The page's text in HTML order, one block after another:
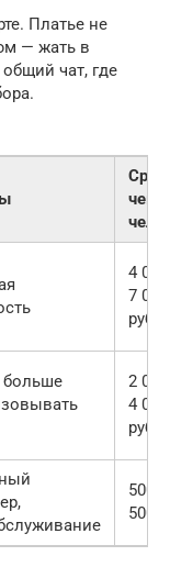
Платье не
— жать в
чат, где
чек
чел.
4
7 000
руб.
2
4 000
руб.
500
500